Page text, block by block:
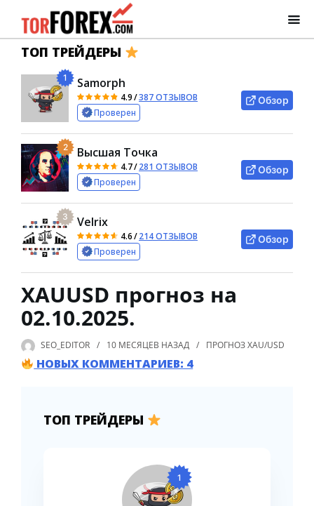
ТОП ТРЕЙДЕРЫ
1 Samorph
4.9/387 ОТЗЫВОВ
Проверен
Обзор
2 Высшая Точка
4.7/281 ОТЗЫВОВ
Проверен
Обзор
3 Velrix
4.6/214 ОТЗЫВОВ
Проверен
Обзор
XAUUSD прогноз на
02.10.2025.
SEO_EDITOR 10 МЕСЯЦЕВ НАЗАД ПРОГНОЗ XAU/USD
НОВЫХ КОММЕНТАРИЕВ: 4
ТОП ТРЕЙДЕРЫ
1